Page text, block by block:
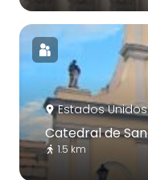
Estados
Catedral de
1.5 km